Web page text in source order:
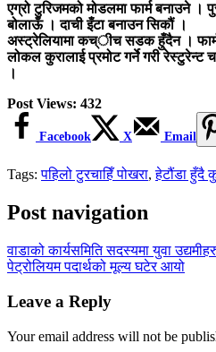
एग्रो टुरिजमको मोडलमा फार्म बनाउने ।
बोलाऊँ । दाची इँटा बनाउन सिकौं ।
अस्ट्रेलियामा कच्ीच सडक हुँदैन ।
लोकल कुरालाई प्रमोट गर्ने गरी
।
Post Views: 432
Facebook X Email
Tags: पहिलो टुरचाहिँ पोखरा,हेटौंडा हुँदै
Post navigation
वाडाको कार्यसमिति सदस्यमा युवा
पेट्रोलियम पदार्थको मूल्य घटेर आयो
Leave a Reply
Your email address will not be